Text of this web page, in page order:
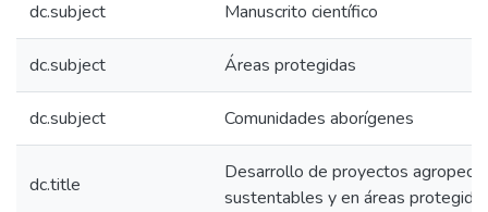
dc.subject Manuscrito científico
dc.subject Áreas protegidas
dc.subject Comunidades aborígenes
dc.title
Desarrollo de proyectos
sustentables y en áreas